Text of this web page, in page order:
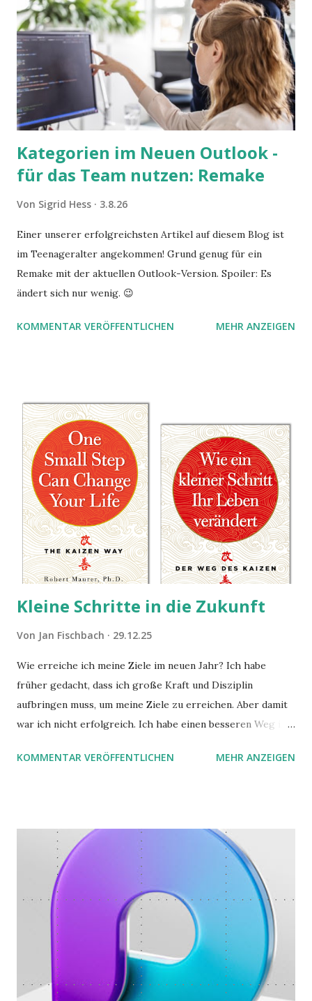
Kategorien im Neuen Outlook -
für das Team nutzen: Remake
Von Sigrid Hess 3.8.26
Einer unserer erfolgreichsten Artikel auf diesem Blog ist
im Teenageralter angekommen! Grund genug für ein
Remake mit der aktuellen Outlook-Version. Spoiler: Es
ändert sich nur wenig. 😉
KOMMENTAR VERÖFFENTLICHEN MEHR ANZEIGEN
Kleine Schritte in die Zukunft
Von Jan Fischbach 29.12.25
Wie erreiche ich meine Ziele im neuen Jahr? Ich habe
früher gedacht, dass ich große Kraft und Disziplin
aufbringen muss, um meine Ziele zu erreichen. Aber damit
war ich nicht erfolgreich. Ich habe einen besseren Weg in
möchte. Darin habe ich zwei gute Begründungen gefunden,
KOMMENTAR VERÖFFENTLICHEN MEHR ANZEIGEN